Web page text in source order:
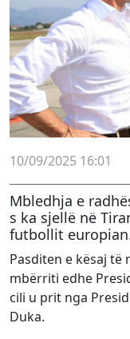
10/09/2025 16:01
Mbledhja e
s ka sjellë në
futbollit
Pasditen e kësaj
mbërriti edhe
cili u prit nga
Duka.